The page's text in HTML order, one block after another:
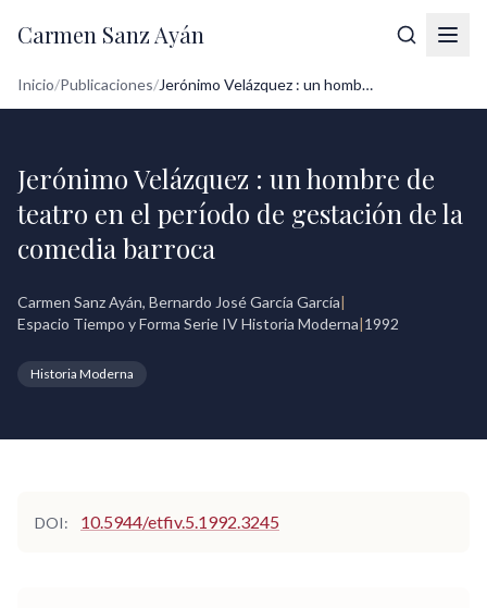
Carmen Sanz Ayán
Inicio/Publicaciones/ Jerónimo Velázquez : un hombre de teatro...
Jerónimo Velázquez : un hombre de
teatro en el período de gestación de la
comedia barroca
Carmen Sanz Ayán, Bernardo José García García|
Espacio Tiempo y Forma Serie IV Historia Moderna|1992
Historia Moderna
DOI: 10.5944/etfiv.5.1992.3245